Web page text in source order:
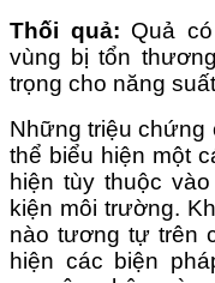
Thối quả: Quả
vùng bị tổn
trọng cho năng
Những triệu chứng
thể biểu hiện một
hiện tùy thuộc
kiện môi trường.
nào tương tự trên
hiện các biện